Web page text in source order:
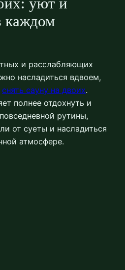
каждом
и расслабляющих
насладиться вдвоем,
снять сауну на двоих.
полнее отдохнуть и
рутины,
от суеты и насладиться
атмосфере.